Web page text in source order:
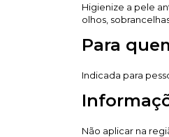
Higienize a pele
olhos,
Para
Indicada para
Não aplicar na